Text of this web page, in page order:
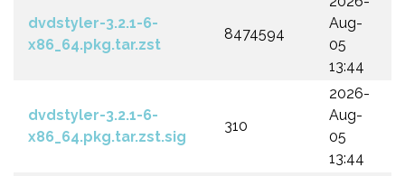
dvdstyler-3.2.1-6-
x86_64.pkg.tar.zst
8474594
Aug-
05
13:44
dvdstyler-3.2.1-6-
x86_64.pkg.tar.zst.sig
310
2026-
Aug-
05
13:44